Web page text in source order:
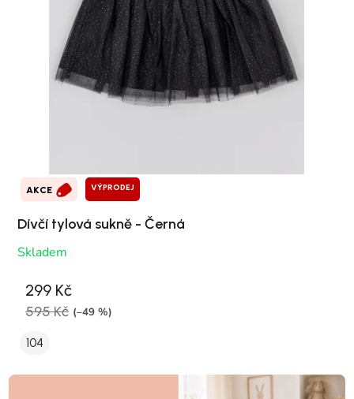
AKCE VÝPRODEJ
Dívčí tylová sukně - Černá
Skladem
299 Kč
595 Kč (–49 %)
104